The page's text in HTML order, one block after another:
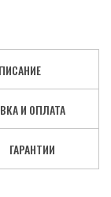
И ОПЛАТА
ГАРАНТИИ